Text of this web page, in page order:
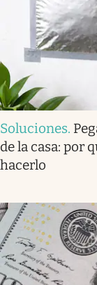
Soluciones.
de la casa: por
hacerlo